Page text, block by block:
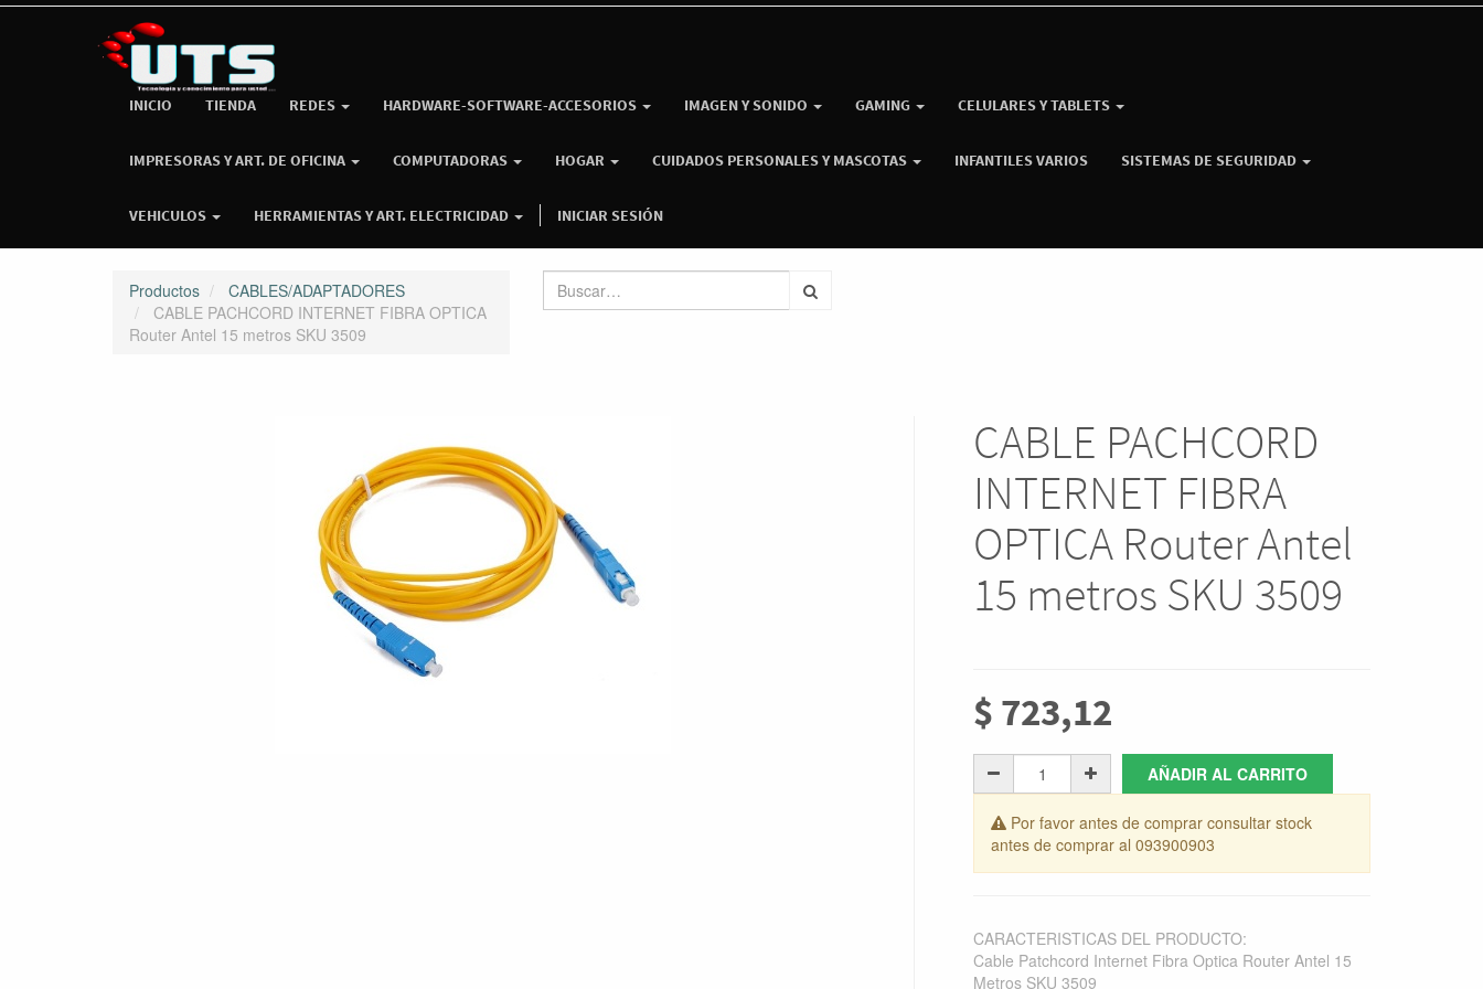
INICIO TIENDA REDES HARDWARE-SOFTWARE-ACCESORIOS IMAGEN Y SONIDO GAMING CELULARES Y TABLETS
IMPRESORAS Y ART. DE OFICINA COMPUTADORAS HOGAR CUIDADOS PERSONALES Y MASCOTAS INFANTILES VARIOS SISTEMAS DE SEGURIDAD
VEHICULOS HERRAMIENTAS Y ART. ELECTRICIDAD INICIAR SESIÓN
Productos
CABLES/ADAPTADORES
CABLE PACHCORD INTERNET FIBRA OPTICA
Router Antel 15 metros SKU 3509
CABLE PACHCORD
INTERNET FIBRA
OPTICA Router Antel
15 metros SKU 3509
$ 723,12
AÑADIR AL CARRITO
Por favor antes de comprar consultar stock
antes de comprar al 093900903
CARACTERISTICAS DEL PRODUCTO:
Cable Patchcord Internet Fibra Optica Router Antel 15
Metros SKU 3509